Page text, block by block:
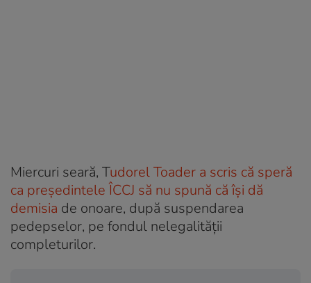
Miercuri seară, Tudorel Toader a scris că speră
ca președintele ÎCCJ să nu spună că își dă
demisia de onoare, după suspendarea
pedepselor, pe fondul nelegalității
completurilor.